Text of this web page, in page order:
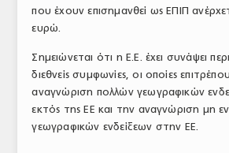
που έχουν επισημανθεί ως ΕΠΙΠ
ευρώ.
Σημειώνεται ότι η Ε.Ε. έχει συνάψει
διεθνείς συμφωνίες, οι οποίες
αναγνώριση πολλών γεωγραφικών
εκτός της ΕΕ και την αναγνώριση μη
γεωγραφικών ενδείξεων στην ΕΕ.